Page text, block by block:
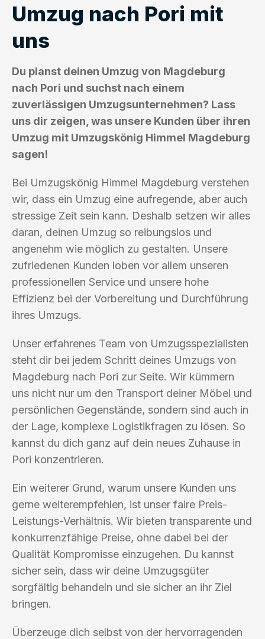
Umzug nach Pori mit
uns
Du planst deinen Umzug von Magdeburg
nach Pori und suchst nach einem
zuverlässigen Umzugsunternehmen? Lass
uns dir zeigen, was unsere Kunden über ihren
Umzug mit Umzugskönig Himmel Magdeburg
sagen!
Bei Umzugskönig Himmel Magdeburg verstehen
wir, dass ein Umzug eine aufregende, aber auch
stressige Zeit sein kann. Deshalb setzen wir alles
daran, deinen Umzug so reibungslos und
angenehm wie möglich zu gestalten. Unsere
zufriedenen Kunden loben vor allem unseren
professionellen Service und unsere hohe
Effizienz bei der Vorbereitung und Durchführung
ihres Umzugs.
Unser erfahrenes Team von Umzugsspezialisten
steht dir bei jedem Schritt deines Umzugs von
Magdeburg nach Pori zur Seite. Wir kümmern
uns nicht nur um den Transport deiner Möbel und
persönlichen Gegenstände, sondern sind auch in
der Lage, komplexe Logistikfragen zu lösen. So
kannst du dich ganz auf dein neues Zuhause in
Pori konzentrieren.
Ein weiterer Grund, warum unsere Kunden uns
gerne weiterempfehlen, ist unser faire Preis-
Leistungs-Verhältnis. Wir bieten transparente und
konkurrenzfähige Preise, ohne dabei bei der
Qualität Kompromisse einzugehen. Du kannst
sicher sein, dass wir deine Umzugsgüter
sorgfältig behandeln und sie sicher an ihr Ziel
bringen.
Überzeuge dich selbst von der hervorragenden